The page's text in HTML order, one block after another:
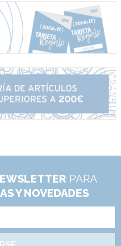
PARA
Y NOVEDADES